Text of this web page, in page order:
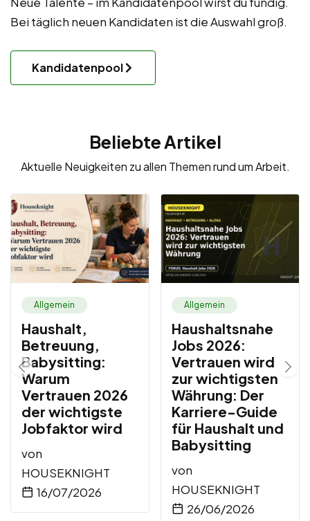
Bei täglich neuen Kandidaten ist die Auswahl groß.
Kandidatenpool
Beliebte Artikel
Aktuelle Neuigkeiten zu allen Themen rund um Arbeit.
Allgemein
Haushalt,
Betreuung,
Babysitting:
Warum
Vertrauen 2026
der wichtigste
Jobfaktor wird
von
HOUSEKNIGHT
16/07/2026
Allgemein
Haushaltsnahe
Jobs 2026:
Vertrauen wird
zur wichtigsten
Währung: Der
Karriere-Guide
für Haushalt und
Babysitting
von
HOUSEKNIGHT
26/06/2026